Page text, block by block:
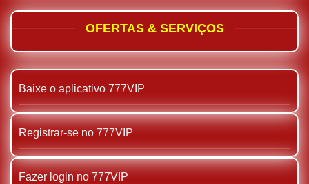
OFERTAS & SERVIÇOS
Baixe o aplicativo 777VIP
Registrar-se no 777VIP
Fazer login no 777VIP